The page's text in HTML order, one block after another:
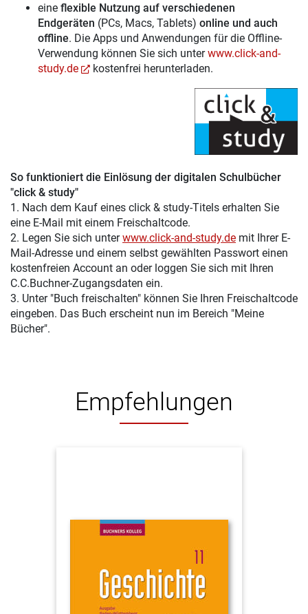
eine flexible Nutzung auf verschiedenen
Endgeräten (PCs, Macs, Tablets) online und auch
offline. Die Apps und Anwendungen für die Offline-
Verwendung können Sie sich unterwww.click-and-
study.de
kostenfrei herunterladen.
So funktioniert die Einlösung der digitalen Schulbücher
"click & study"
1. Nach dem Kauf eines click & study-Titels erhalten Sie
eine E-Mail mit einem Freischaltcode.
2. Legen Sie sich unterwww.click-and-study.de mit Ihrer E-
Mail-Adresse und einem selbst gewählten Passwort einen
kostenfreien Account an oder loggen Sie sich mit Ihren
C.C.Buchner-Zugangsdaten ein.
3. Unter "Buch freischalten" können Sie Ihren Freischaltcode
eingeben. Das Buch erscheint nun im Bereich "Meine
Bücher".
Empfehlungen